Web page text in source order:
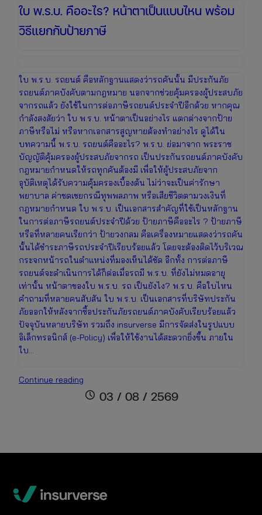
ใบ พ.ร.บ. คืออะไร? หน้าตาเป็นแบบไหน พร้อม
วิธีแยกกับป้ายภาษี
ใบ พ.ร.บ. รถยนต์ คือหลักฐานแสดงว่ารถคันนั้น มีประกันภัย
รถยนต์ภาคบังคับตามกฎหมาย นอกจากช่วยคุ้มครองผู้ประสบภัย
จากรถแล้ว ยังใช้ในการต่อภาษีรถยนต์ประจำปีอีกด้วย หากคุณ
กำลังสงสัยว่า ใบ พ.ร.บ. หน้าตาเป็นอย่างไร แตกต่างจากป้าย
ภาษีหรือไม่ หรือหากเอกสารสูญหายต้องทำอย่างไร ดูได้ใน
บทความนี้ พ.ร.บ. รถยนต์คืออะไร? พ.ร.บ. ย่อมาจาก พระราช
บัญญัติคุ้มครองผู้ประสบภัยจากรถ เป็นประกันรถยนต์ภาคบังคับ
กฎหมายกำหนดให้รถทุกคันต้องมี เพื่อให้ผู้ประสบภัยจาก
อุบัติเหตุได้รับความคุ้มครองเบื้องต้น ไม่ว่าจะเป็นค่ารักษา
พยาบาล ค่าชดเชยกรณีทุพพลภาพ หรือเสียชีวิตตามวงเงินที่
กฎหมายกำหนด ใบ พ.ร.บ. เป็นเอกสารสำคัญที่ใช้เป็นหลักฐาน
ในการต่อภาษีรถยนต์ประจำปีด้วย ป้ายภาษีคืออะไร ? ป้ายภาษี
หรือที่หลายคนเรียกว่า ป้ายวงกลม คือเครื่องหมายแสดงว่ารถคัน
นั้นได้ชำระภาษีรถประจำปีเรียบร้อยแล้ว โดยจะต้องติดไว้บริเวณ
กระจกหน้ารถในตำแหน่งที่มองเห็นได้ชัด อีกทั้ง การต่อภาษี
รถยนต์จะดำเนินการได้ก็ต่อเมื่อรถมี พ.ร.บ. ที่ยังไม่หมดอายุ
เท่านั้น หน้าตาของใบ พ.ร.บ. รถ เป็นยังไง? พ.ร.บ. คือใบไหน
คำถามที่หลายคนสับสัน ใบ พ.ร.บ. เป็นเอกสารที่บริษัทประกัน
ภัยออกให้หลังจากซื้อประกันภัยรถยนต์ภาคบังคับเรียบร้อยแล้ว
ปัจจุบันหลายบริษัท รวมถึง insurverse มีการจัดส่งในรูปแบบ
อิเล็กทรอนิกส์ (e-Policy) เพื่อให้ใช้งานได้สะดวกยิ่งขึ้น ภายใน
ใบ…
Continue reading
พ.ร.บ.
แบบ
วิธี
schedule 03 / 08 / 2569